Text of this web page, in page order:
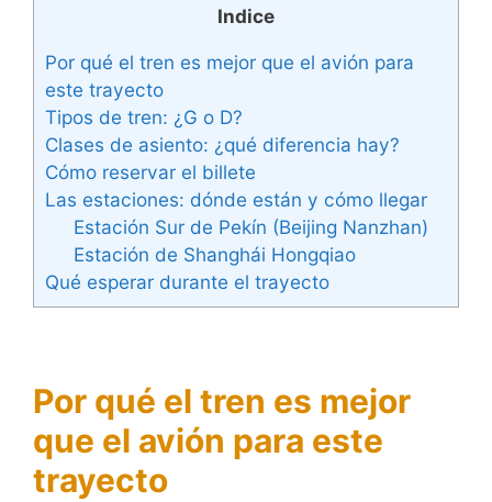
Indice
Por qué el tren es mejor que el avión para
este trayecto
Tipos de tren: ¿G o D?
Clases de asiento: ¿qué diferencia hay?
Cómo reservar el billete
Las estaciones: dónde están y cómo llegar
Estación Sur de Pekín (Beijing Nanzhan)
Estación de Shanghái Hongqiao
Qué esperar durante el trayecto
Por qué el tren es mejor
que el avión para este
trayecto